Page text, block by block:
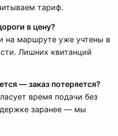
тариф.
в цену?
на маршруте уже учтены в
Лишних квитанций
— заказ потеряется?
время подачи без
заранее — мы